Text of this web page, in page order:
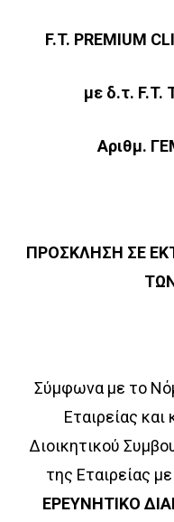
F.T. PREMIUM
με δ.τ. F.T.
Αριθμ.
ΠΡΟΣΚΛΗΣΗ ΣΕ
Σύμφωνα με το
Εταιρείας
Διοικητικού
της Εταιρείας
ΕΡΕΥΝΗΤΙΚΟ